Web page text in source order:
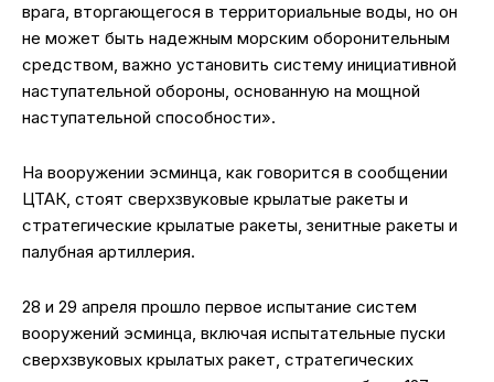
врага, вторгающегося в территориальные воды, но он
не может быть надежным морским оборонительным
средством, важно установить систему инициативной
наступательной обороны, основанную на мощной
наступательной способности».
На вооружении эсминца, как говорится в сообщении
ЦТАК, стоят сверхзвуковые крылатые ракеты и
стратегические крылатые ракеты, зенитные ракеты и
палубная артиллерия.
28 и 29 апреля прошло первое испытание систем
вооружений эсминца, включая испытательные пуски
сверхзвуковых крылатых ракет, стратегических